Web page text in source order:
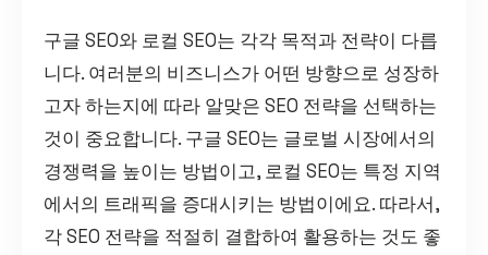
구글 SEO와 로컬 SEO는 각각 목적과 전략이 다릅
니다. 여러분의 비즈니스가 어떤 방향으로 성장하
고자 하는지에 따라 알맞은 SEO 전략을 선택하는
것이 중요합니다. 구글 SEO는 글로벌 시장에서의
경쟁력을 높이는 방법이고, 로컬 SEO는 특정 지역
에서의 트래픽을 증대시키는 방법이에요. 따라서,
각 SEO 전략을 적절히 결합하여 활용하는 것도 좋